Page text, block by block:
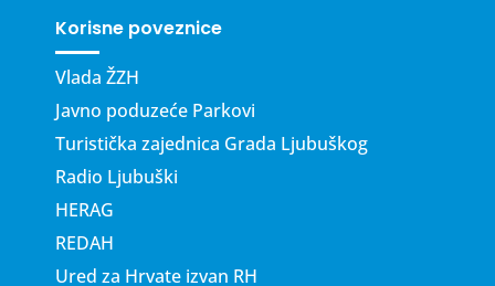
Korisne poveznice
Vlada ŽZH
Javno poduzeće Parkovi
Turistička zajednica Grada Ljubuškog
Radio Ljubuški
HERAG
REDAH
Ured za Hrvate izvan RH